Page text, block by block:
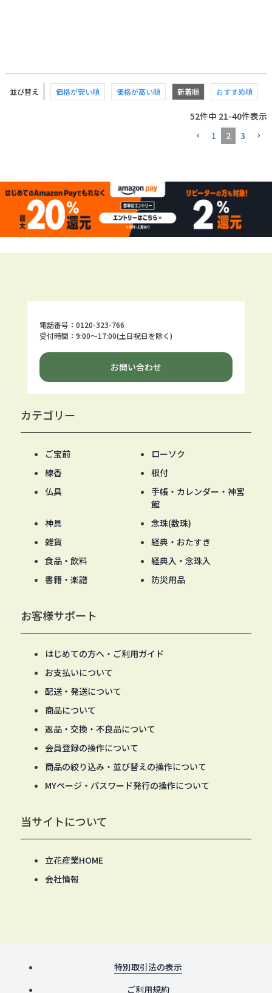
並び替え 価格が安い順 価格が高い順 新着順 おすすめ順
52件中 21-40件表示
1
2 3
電話番号：0120-323-766
受付時間：9:00～17:00(土日祝日を除く)
お問い合わせ
カテゴリー
ご宝前
ローソク
線香
根付
仏具
手帳・カレンダー・神宮
館
神具
念珠(数珠)
雑貨
経典・おたすき
食品・飲料
経典入・念珠入
書籍・楽譜
防災用品
お客様サポート
はじめての方へ・ご利用ガイド
お支払いについて
配送・発送について
商品について
返品・交換・不良品について
会員登録の操作について
商品の絞り込み・並び替えの操作について
MYページ・パスワード発行の操作について
当サイトについて
立花産業HOME
会社情報
特別取引法の表示
ご利用規約